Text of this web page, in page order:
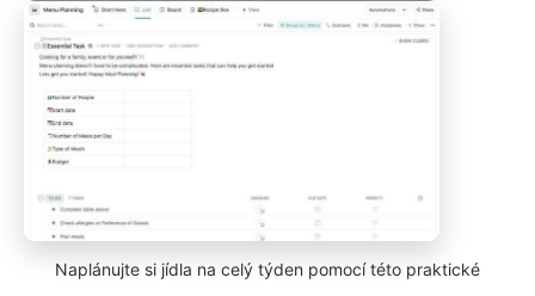
Naplánujte si jídla na celý týden pomocí této praktické